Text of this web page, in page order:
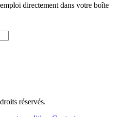
directement dans votre boîte
réservés.